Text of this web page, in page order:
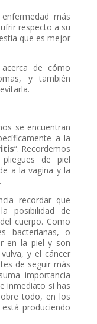
más
respecto a su
que es mejor
de cómo
y también
se encuentran
a la
”. Recordemos
de piel
a la vagina y la
recordar que
posibilidad de
cuerpo. Como
bacterianas, o
en la piel y son
y el cáncer
de seguir más
importancia
inmediato si has
todo, en los
produciendo